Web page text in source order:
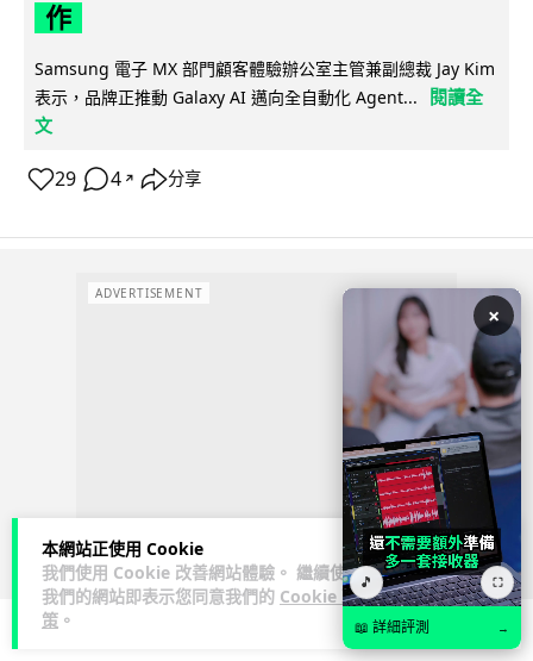
本網站正使用 Cookie
我們使用 Cookie 改善網站體驗。 繼續使用
我們的網站即表示您同意我們的 Cookie 政
策 。
作
Samsung 電子 MX 部門顧客體驗辦公室主管兼副總裁 Jay Kim
表示，品牌正推動 Galaxy AI 邁向全自動化 Agent...
閱讀全
文
29 4 ↗ 分享
ADVERTISEMENT
×
🎵 ⛶
📖 詳細評測 →